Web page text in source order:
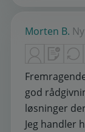
Morten B.
god
løsninger
Jeg handler